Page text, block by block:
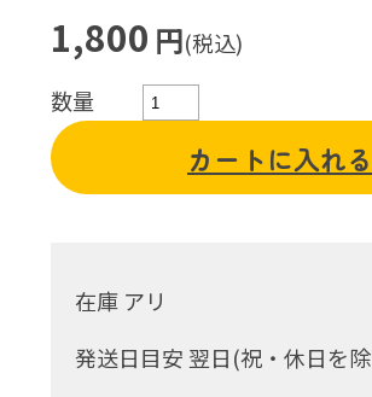
1,800 円(税込)
数量
カートに入れる
在庫 アリ
発送日目安 翌日(祝・休日を